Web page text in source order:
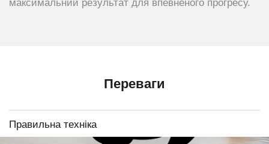
максимальний результат для впевненого прогресу.
Переваги
Правильна техніка